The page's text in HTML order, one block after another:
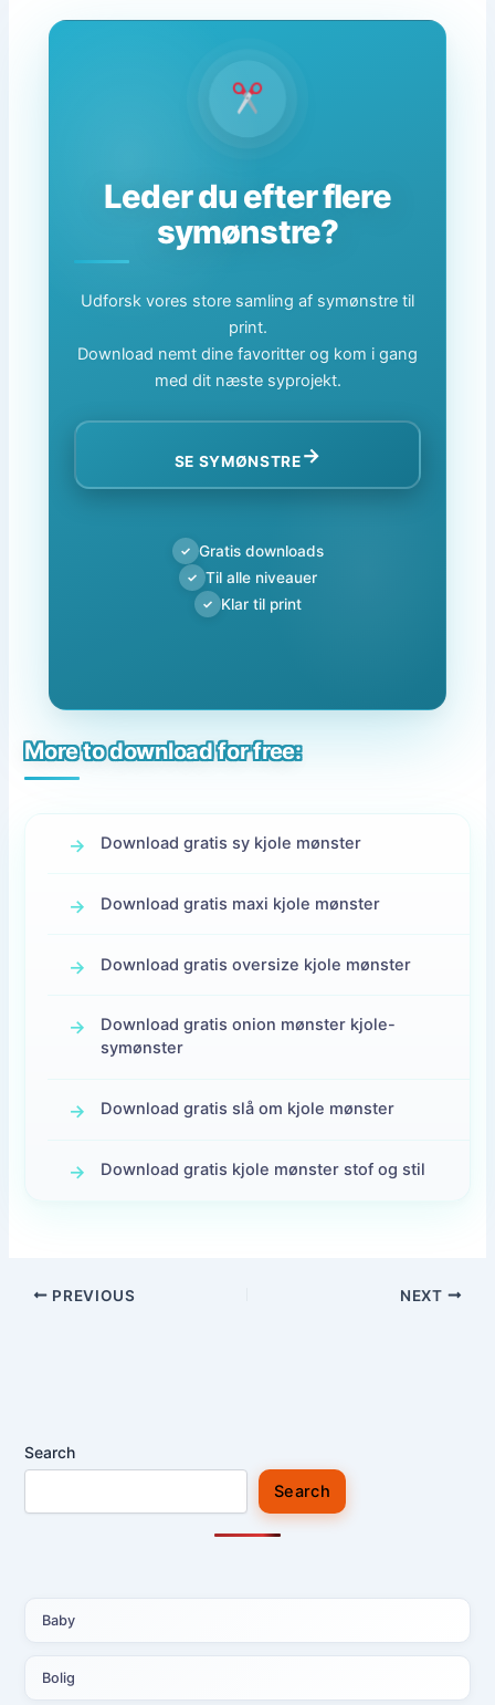
Leder du efter flere
symønstre?
Udforsk vores store samling af symønstre til
print.
Download nemt dine favoritter og kom i gang
med dit næste syprojekt.
SE SYMØNSTRE→
✓ Gratis downloads
✓ Til alle niveauer
✓ Klar til print
More to download for free:
Download gratis sy kjole mønster
Download gratis maxi kjole mønster
Download gratis oversize kjole mønster
Download gratis onion mønster kjole-
symønster
Download gratis slå om kjole mønster
Download gratis kjole mønster stof og stil
PREVIOUS NEXT
Search
Search
Baby
Bolig